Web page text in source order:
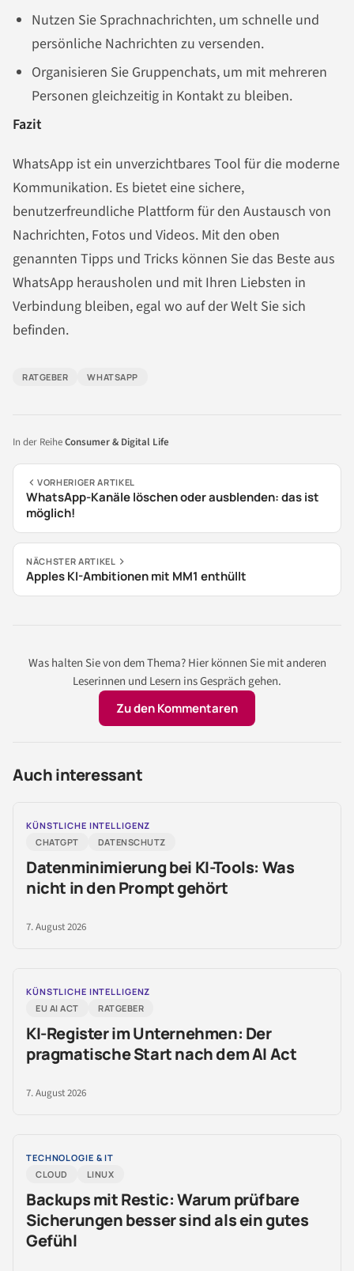
Nutzen Sie Sprachnachrichten, um schnelle und
persönliche Nachrichten zu versenden.
Organisieren Sie Gruppenchats, um mit mehreren
Personen gleichzeitig in Kontakt zu bleiben.
Fazit
WhatsApp ist ein unverzichtbares Tool für die moderne
Kommunikation. Es bietet eine sichere,
benutzerfreundliche Plattform für den Austausch von
Nachrichten, Fotos und Videos. Mit den oben
genannten Tipps und Tricks können Sie das Beste aus
WhatsApp herausholen und mit Ihren Liebsten in
Verbindung bleiben, egal wo auf der Welt Sie sich
befinden.
RATGEBER WHATSAPP
In der ReiheConsumer & Digital Life
VORHERIGER ARTIKEL
WhatsApp-Kanäle löschen oder ausblenden: das ist
möglich!
NÄCHSTER ARTIKEL
Apples KI-Ambitionen mit MM1 enthüllt
Was halten Sie von dem Thema? Hier können Sie mit anderen
Leserinnen und Lesern ins Gespräch gehen.
Zu den Kommentaren
Auch interessant
KÜNSTLICHE INTELLIGENZ
CHATGPT
DATENSCHUTZ
Datenminimierung bei KI-Tools: Was
nicht in den Prompt gehört
7. August 2026
KÜNSTLICHE INTELLIGENZ
EU AI ACT
RATGEBER
KI-Register im Unternehmen: Der
pragmatische Start nach dem AI Act
7. August 2026
TECHNOLOGIE & IT
CLOUD
LINUX
Backups mit Restic: Warum prüfbare
Sicherungen besser sind als ein gutes
Gefühl